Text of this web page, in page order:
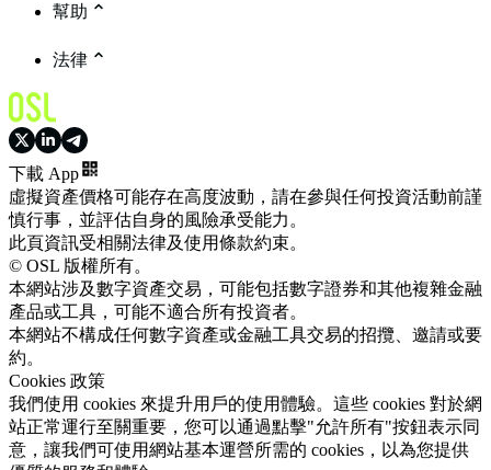
幫助
法律
下載 App
虛擬資產價格可能存在高度波動，請在參與任何投資活動前謹
慎行事，並評估自身的風險承受能力。
此頁資訊受相關法律及使用條款約束。
© OSL 版權所有。
本網站涉及數字資產交易，可能包括數字證券和其他複雜金融
產品或工具，可能不適合所有投資者。
本網站不構成任何數字資產或金融工具交易的招攬、邀請或要
約。
Cookies 政策
我們使用 cookies 來提升用戶的使用體驗。這些 cookies 對於網
站正常運行至關重要，您可以通過點擊"允許所有"按鈕表示同
意，讓我們可使用網站基本運營所需的 cookies，以為您提供